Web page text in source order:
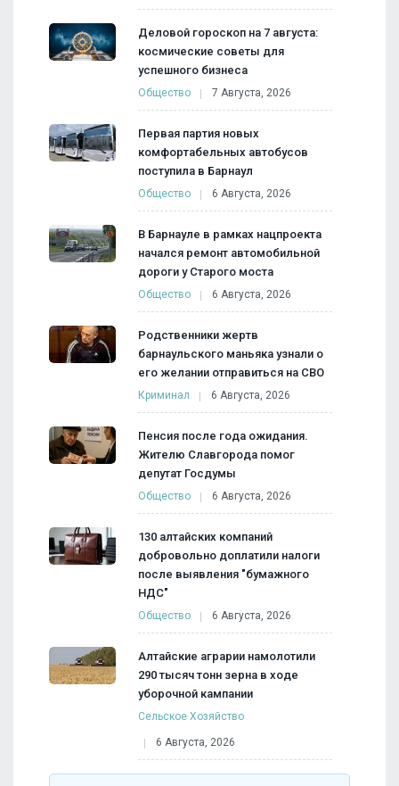
Деловой гороскоп на 7 августа:
космические советы для
успешного бизнеса
Общество 7 Августа, 2026
Первая партия новых
комфортабельных автобусов
поступила в Барнаул
Общество 6 Августа, 2026
В Барнауле в рамках нацпроекта
начался ремонт автомобильной
дороги у Старого моста
Общество 6 Августа, 2026
Родственники жертв
барнаульского маньяка узнали о
его желании отправиться на СВО
Криминал 6 Августа, 2026
Пенсия после года ожидания.
Жителю Славгорода помог
депутат Госдумы
Общество 6 Августа, 2026
130 алтайских компаний
добровольно доплатили налоги
после выявления "бумажного
НДС"
Общество 6 Августа, 2026
Алтайские аграрии намолотили
290 тысяч тонн зерна в ходе
уборочной кампании
Сельское Хозяйство
6 Августа, 2026